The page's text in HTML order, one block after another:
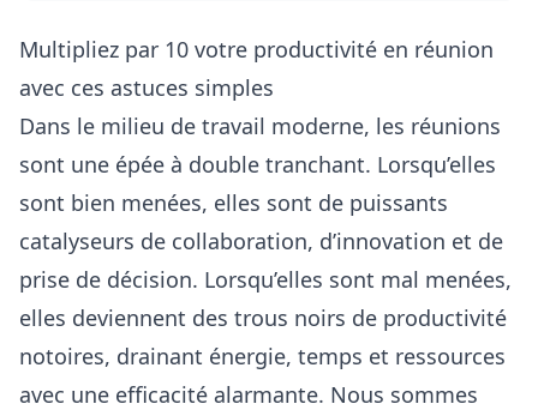
Multipliez par 10 votre productivité en réunion
avec ces astuces simples
Dans le milieu de travail moderne, les réunions
sont une épée à double tranchant. Lorsqu’elles
sont bien menées, elles sont de puissants
catalyseurs de collaboration, d’innovation et de
prise de décision. Lorsqu’elles sont mal menées,
elles deviennent des trous noirs de productivité
notoires, drainant énergie, temps et ressources
avec une efficacité alarmante. Nous sommes